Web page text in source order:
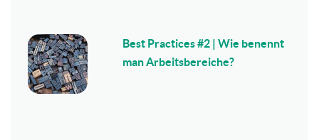
Best Practices #2 | Wie benennt
man Arbeitsbereiche?